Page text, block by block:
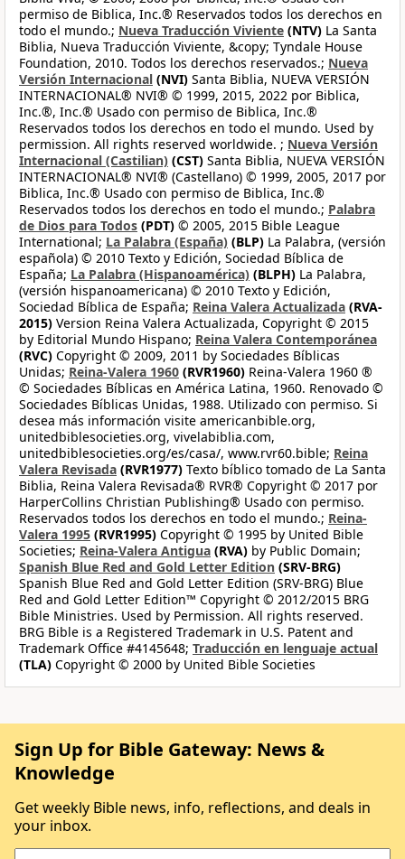
permiso de Biblica, Inc.® Reservados todos los derechos en
todo el mundo.; Nueva Traducción Viviente (NTV) La Santa
Biblia, Nueva Traducción Viviente, &copy; Tyndale House
Foundation, 2010. Todos los derechos reservados.; Nueva
Versión Internacional (NVI) Santa Biblia, NUEVA VERSIÓN
INTERNACIONAL® NVI® © 1999, 2015, 2022 por Biblica,
Inc.®, Inc.® Usado con permiso de Biblica, Inc.®
Reservados todos los derechos en todo el mundo. Used by
permission. All rights reserved worldwide. ; Nueva Versión
Internacional (Castilian) (CST) Santa Biblia, NUEVA VERSIÓN
INTERNACIONAL® NVI® (Castellano) © 1999, 2005, 2017 por
Biblica, Inc.® Usado con permiso de Biblica, Inc.®
Reservados todos los derechos en todo el mundo.; Palabra
de Dios para Todos (PDT) © 2005, 2015 Bible League
International; La Palabra (España) (BLP) La Palabra, (versión
española) © 2010 Texto y Edición, Sociedad Bíblica de
España; La Palabra (Hispanoamérica) (BLPH) La Palabra,
(versión hispanoamericana) © 2010 Texto y Edición,
Sociedad Bíblica de España; Reina Valera Actualizada (RVA-
2015) Version Reina Valera Actualizada, Copyright © 2015
by Editorial Mundo Hispano; Reina Valera Contemporánea
(RVC) Copyright © 2009, 2011 by Sociedades Bíblicas
Unidas; Reina-Valera 1960 (RVR1960) Reina-Valera 1960 ®
© Sociedades Bíblicas en América Latina, 1960. Renovado ©
Sociedades Bíblicas Unidas, 1988. Utilizado con permiso. Si
desea más información visite americanbible.org,
unitedbiblesocieties.org, vivelabiblia.com,
unitedbiblesocieties.org/es/casa/, www.rvr60.bible; Reina
Valera Revisada (RVR1977) Texto bíblico tomado de La Santa
Biblia, Reina Valera Revisada® RVR® Copyright © 2017 por
HarperCollins Christian Publishing® Usado con permiso.
Reservados todos los derechos en todo el mundo.; Reina-
Valera 1995 (RVR1995) Copyright © 1995 by United Bible
Societies; Reina-Valera Antigua (RVA) by Public Domain;
Spanish Blue Red and Gold Letter Edition (SRV-BRG)
Spanish Blue Red and Gold Letter Edition (SRV-BRG) Blue
Red and Gold Letter Edition™ Copyright © 2012/2015 BRG
Bible Ministries. Used by Permission. All rights reserved.
BRG Bible is a Registered Trademark in U.S. Patent and
Trademark Office #4145648; Traducción en lenguaje actual
(TLA) Copyright © 2000 by United Bible Societies
Sign Up for Bible Gateway: News &
Knowledge
Get weekly Bible news, info, reflections, and deals in
your inbox.